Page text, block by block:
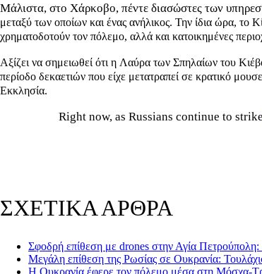
Μάλιστα, στο Χάρκοβο, πέντε διασώστες των
μεταξύ των οποίων και ένας ανήλικος. Την ίδια ώρα, το
χρηματοδοτούν τον πόλεμο, αλλά και κατοικημένες
Αξίζει να σημειωθεί ότι η Λαύρα των Σπηλαίων του
περίοδο δεκαετιών που είχε μετατραπεί σε κρατικό
Εκκλησία.
Right now, as Russians continue to strike
ΣΧΕΤΙΚΑ ΑΡΘΡΑ
Σφοδρή επίθεση με drones στην Αγία
Μεγάλη επίθεση της Ρωσίας σε Ουκρανία:
Η Ουκρανία έφερε τον πόλεμο μέσα στη Μόσχα-